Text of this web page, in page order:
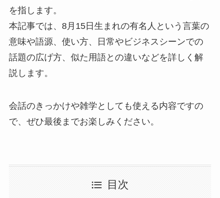
を指します。
本記事では、8月15日生まれの有名人という言葉の
意味や語源、使い方、日常やビジネスシーンでの
話題の広げ方、似た用語との違いなどを詳しく解
説します。
会話のきっかけや雑学としても使える内容ですの
で、ぜひ最後までお楽しみください。
目次